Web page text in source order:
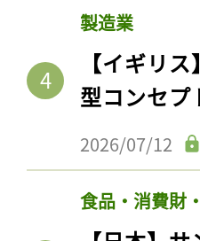
製造業
【イギリ
型コンセプ
2026/07/12
食品・消費財